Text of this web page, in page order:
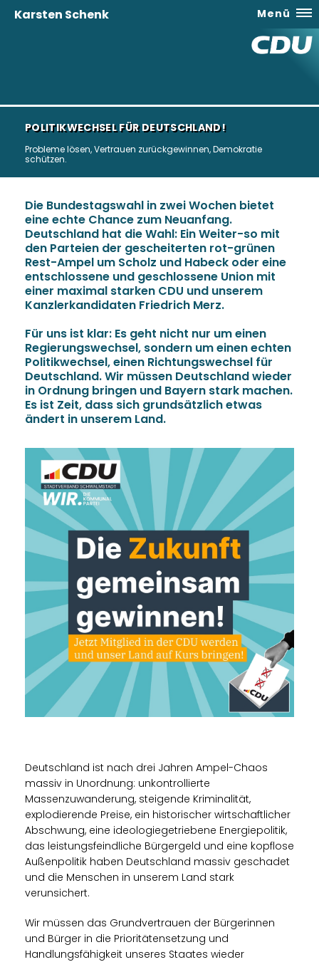
Karsten Schenk Menü
POLITIKWECHSEL FÜR DEUTSCHLAND!
Probleme lösen, Vertrauen zurückgewinnen, Demokratie
schützen.
Die Bundestagswahl in zwei Wochen bietet
eine echte Chance zum Neuanfang.
Deutschland hat die Wahl: Ein Weiter-so mit
den Parteien der gescheiterten rot-grünen
Rest-Ampel um Scholz und Habeck oder eine
entschlossene und geschlossene Union mit
einer maximal starken CDU und unserem
Kanzlerkandidaten Friedrich Merz.
Für uns ist klar: Es geht nicht nur um einen
Regierungswechsel, sondern um einen echten
Politikwechsel, einen Richtungswechsel für
Deutschland. Wir müssen Deutschland wieder
in Ordnung bringen und Bayern stark machen.
Es ist Zeit, dass sich grundsätzlich etwas
ändert in unserem Land.
Deutschland ist nach drei Jahren Ampel-Chaos
massiv in Unordnung: unkontrollierte
Massenzuwanderung, steigende Kriminalität,
explodierende Preise, ein historischer wirtschaftlicher
Abschwung, eine ideologiegetriebene Energiepolitik,
das leistungsfeindliche Bürgergeld und eine kopflose
Außenpolitik haben Deutschland massiv geschadet
und die Menschen in unserem Land stark
verunsichert.
Wir müssen das Grundvertrauen der Bürgerinnen
und Bürger in die Prioritätensetzung und
Handlungsfähigkeit unseres Staates wieder